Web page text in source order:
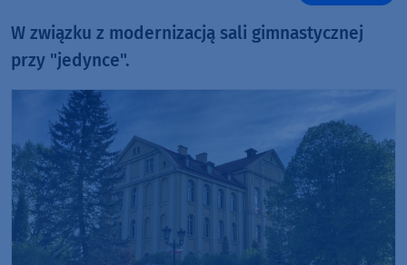
W związku z modernizacją sali gimnastycznej
przy "jedynce".